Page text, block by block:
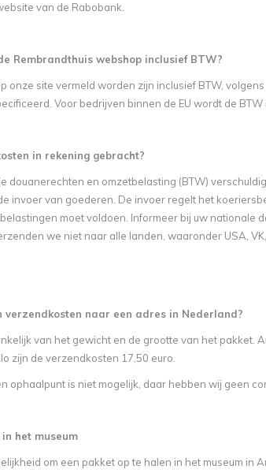
van de Rabobank.
Rembrandthuis webshop inclusief BTW?
onze site vermeld worden zijn inclusief BTW,
Voor bedrijven binnen de EU wordt de
in rekening gebracht?
douanerechten en omzetbelasting (BTW)
invoer van goederen. De invoer regelt het
moet voldoen. Informeer bij uw nationale
we niet naar alle landen, waaronder USA,
naar een adres in Nederland?
van het gewicht en de grootte van het pakket.
zijn de verzendkosten 17,50 euro.
ophaalpunt is niet mogelijk, daar hebben wij geen
het museum
om een pakket op te halen in het museum